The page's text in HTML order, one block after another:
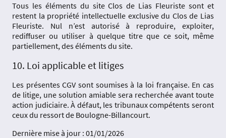
Tous les éléments du site Clos de Lias Fleuriste sont et
restent la propriété intellectuelle exclusive du Clos de Lias
Fleuriste. Nul n’est autorisé à reproduire, exploiter,
rediffuser ou utiliser à quelque titre que ce soit, même
partiellement, des éléments du site.
10. Loi applicable et litiges
Les présentes CGV sont soumises à la loi française. En cas
de litige, une solution amiable sera recherchée avant toute
action judiciaire. À défaut, les tribunaux compétents seront
ceux du ressort de Boulogne-Billancourt.
Dernière mise à jour : 01/01/2026